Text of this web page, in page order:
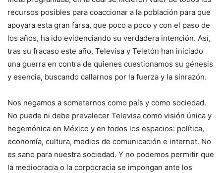
recursos posibles para coaccionar a la población para que
apoyara esta gran farsa, que poco a poco y con el paso de
los años, ha ido evidenciando su verdadera intención. Así,
tras su fracaso este año, Televisa y Teletón han iniciado
una guerra en contra de quienes cuestionamos su génesis
y esencia, buscando callarnos por la fuerza y la sinrazón.
Nos negamos a someternos como país y como sociedad.
No puede ni debe prevalecer Televisa como visión única y
hegemónica en México y en todos los espacios: política,
economía, cultura, medios de comunicación e internet. No
es sano para nuestra sociedad. Y no podemos permitir que
la mediocracia o la corpocracia se impongan ante los